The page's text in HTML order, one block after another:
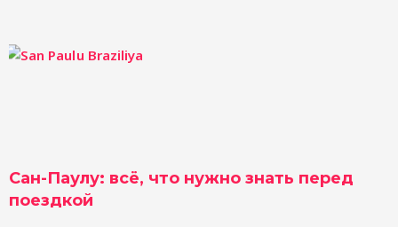
Сан-Паулу: всё, что нужно знать перед
поездкой